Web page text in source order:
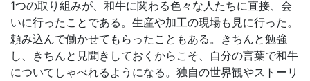
1つの取り組みが、和牛に関わる色々な人たちに直接、会
いに行ったことである。生産や加工の現場も見に行った。
頼み込んで働かせてもらったこともある。きちんと勉強
し、きちんと見聞きしておくからこそ、自分の言葉で和牛
についてしゃべれるようになる。独自の世界観やストーリ